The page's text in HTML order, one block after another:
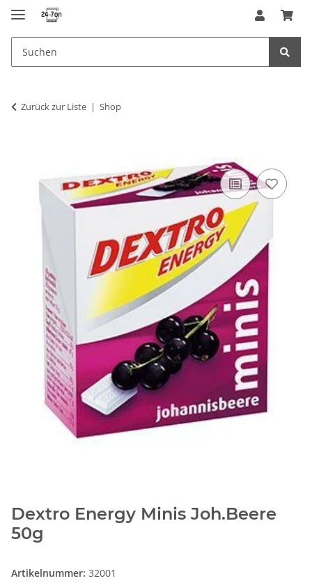
Zurück zur Liste Shop
Dextro Energy Minis Joh.Beere
50g
Artikelnummer: 32001